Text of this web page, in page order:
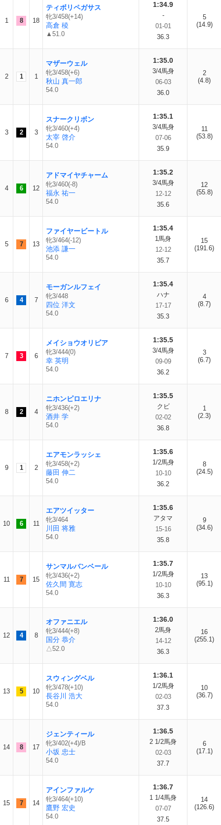
1 8 18
ティボリペガサス
牝3/458(+14)
高倉 稜
▲51.0
1:34.9
-
01-01
36.3
5
(14.9)
2 1 1
マザーウェル
牝3/458(+6)
秋山 真一郎
54.0
1:35.0
3/4馬身
06-03
36.0
2
(4.8)
3 2 3
スナークリボン
牝3/460(+4)
太宰 啓介
54.0
1:35.1
3/4馬身
07-06
35.9
11
(53.8)
4 6 12
アドマイヤチャーム
牝3/460(-8)
福永 祐一
54.0
1:35.2
3/4馬身
12-12
35.6
12
(55.8)
5 7 13
ファイヤービートル
牝3/464(-12)
池添 謙一
54.0
1:35.4
1馬身
12-12
35.7
15
(191.6)
6 4 7
モーガンルフェイ
牝3/448
四位 洋文
54.0
1:35.4
ハナ
17-17
35.3
4
(8.7)
7 3 6
メイショウオリビア
牝3/444(0)
幸 英明
54.0
1:35.5
3/4馬身
09-09
36.2
3
(6.7)
8 2 4
ニホンピロエリナ
牝3/436(+2)
酒井 学
54.0
1:35.5
クビ
02-02
36.8
1
(2.3)
9 1 2
エアモンラッシェ
牝3/458(+2)
藤田 伸二
54.0
1:35.6
1/2馬身
10-10
36.2
8
(24.5)
10 6 11
エアツイッター
牝3/464
川田 将雅
54.0
1:35.6
アタマ
15-16
35.8
9
(34.6)
11 7 15
サンマルバンベール
牝3/436(+2)
佐久間 寛志
54.0
1:35.7
1/2馬身
10-10
36.3
13
(95.1)
12 4 8
オファニエル
牝3/444(+8)
国分 恭介
△52.0
1:36.0
2馬身
14-12
36.3
16
(255.1)
13 5 10
スウィングベル
牝3/478(+10)
長谷川 浩大
54.0
1:36.1
1/2馬身
02-03
37.3
10
(36.7)
14 8 17
ジェンティール
牝3/402(+4)/B
小坂 忠士
54.0
1:36.5
2 1/2馬身
02-03
37.7
6
(17.1)
15 7 14
アインファルケ
牝3/464(+10)
鷹野 宏史
54.0
1:36.7
1 1/4馬身
07-07
37.5
14
(126.6)